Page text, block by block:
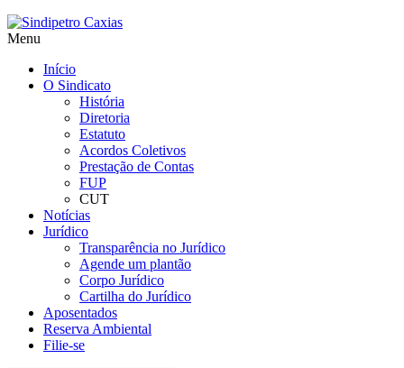
Menu
Início
O Sindicato
História
Diretoria
Estatuto
Acordos Coletivos
Prestação de Contas
FUP
CUT
Notícias
Jurídico
Transparência no Jurídico
Agende um plantão
Corpo Jurídico
Cartilha do Jurídico
Aposentados
Reserva Ambiental
Filie-se